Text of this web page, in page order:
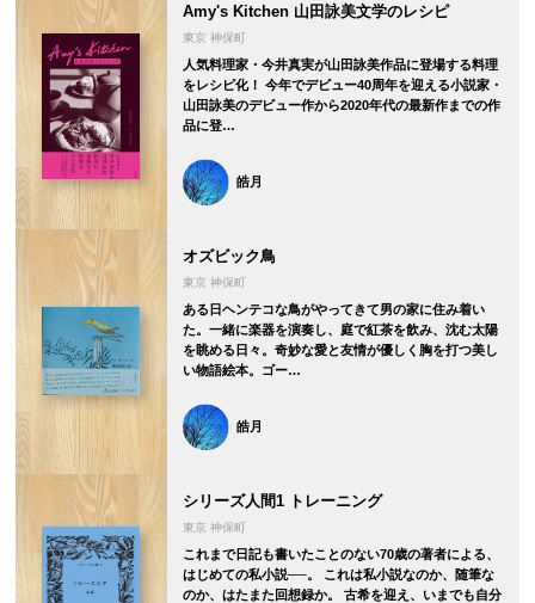
Amy's Kitchen 山田詠美文学のレシピ
東京 神保町
人気料理家・今井真実が山田詠美作品に登場する料理
をレシピ化！ 今年でデビュー40周年を迎える小説家・
山田詠美のデビュー作から2020年代の最新作までの作
品に登…
皓月
オズビック鳥
東京 神保町
ある日ヘンテコな鳥がやってきて男の家に住み着い
た。一緒に楽器を演奏し、庭で紅茶を飲み、沈む太陽
を眺める日々。奇妙な愛と友情が優しく胸を打つ美し
い物語絵本。ゴー…
皓月
シリーズ人間1 トレーニング
東京 神保町
これまで日記も書いたことのない70歳の著者による、
はじめての私小説──。 これは私小説なのか、随筆な
のか、はたまた回想録か。 古希を迎え、いまでも自分